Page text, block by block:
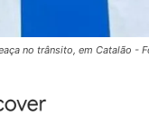
no trânsito, em Catalão -